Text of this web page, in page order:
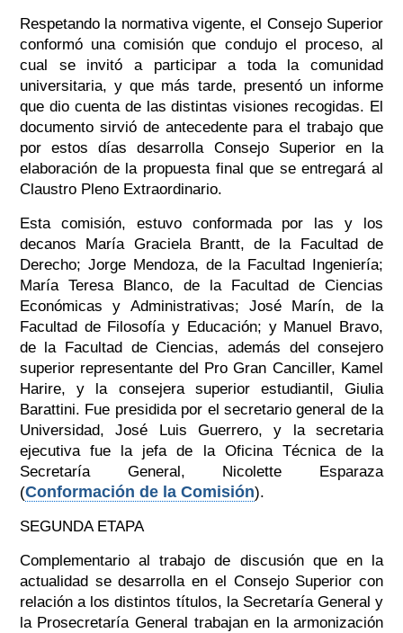
Respetando la normativa vigente, el Consejo Superior
conformó una comisión que condujo el proceso, al
cual se invitó a participar a toda la comunidad
universitaria, y que más tarde, presentó un informe
que dio cuenta de las distintas visiones recogidas. El
documento sirvió de antecedente para el trabajo que
por estos días desarrolla Consejo Superior en la
elaboración de la propuesta final que se entregará al
Claustro Pleno Extraordinario.
Esta comisión, estuvo conformada por las y los
decanos María Graciela Brantt, de la Facultad de
Derecho; Jorge Mendoza, de la Facultad Ingeniería;
María Teresa Blanco, de la Facultad de Ciencias
Económicas y Administrativas; José Marín, de la
Facultad de Filosofía y Educación; y Manuel Bravo,
de la Facultad de Ciencias, además del consejero
superior representante del Pro Gran Canciller, Kamel
Harire, y la consejera superior estudiantil, Giulia
Barattini. Fue presidida por el secretario general de la
Universidad, José Luis Guerrero, y la secretaria
ejecutiva fue la jefa de la Oficina Técnica de la
Secretaría General, Nicolette Esparaza
(Conformación de la Comisión).
SEGUNDA ETAPA
Complementario al trabajo de discusión que en la
actualidad se desarrolla en el Consejo Superior con
relación a los distintos títulos, la Secretaría General y
la Prosecretaría General trabajan en la armonización